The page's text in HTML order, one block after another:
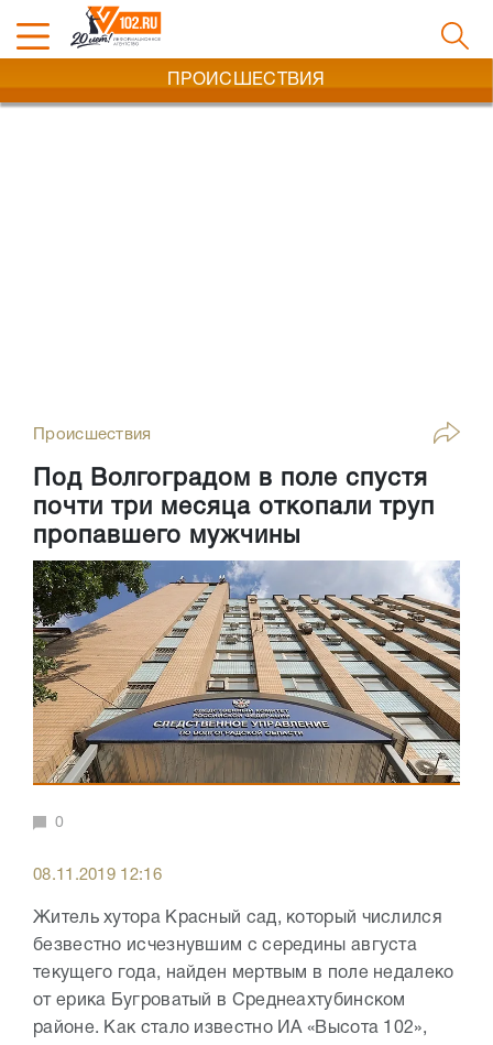
ПРОИСШЕСТВИЯ
Происшествия
Под Волгоградом в поле спустя
почти три месяца откопали труп
пропавшего мужчины
0
08.11.2019 12:16
Житель хутора Красный сад, который числился
безвестно исчезнувшим с середины августа
текущего года, найден мертвым в поле недалеко
от ерика Бугроватый в Среднеахтубинском
районе. Как стало известно ИА «Высота 102»,